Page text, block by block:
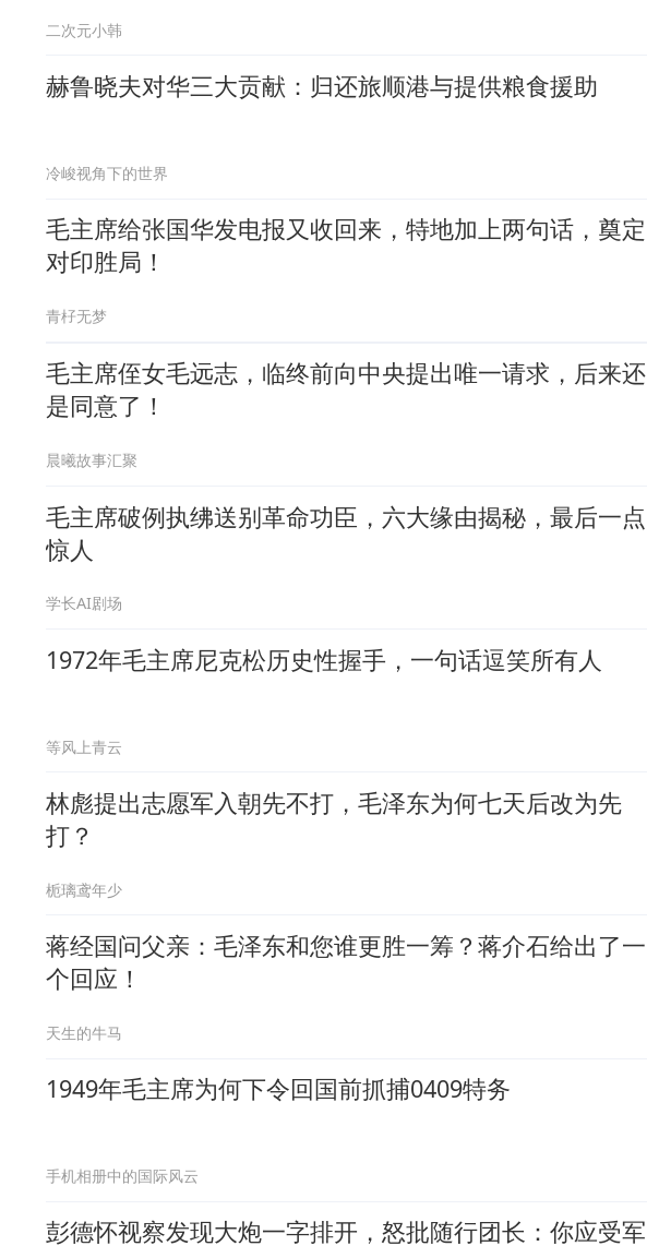
二次元小韩
赫鲁晓夫对华三大贡献：归还旅顺港与提供粮食援助
冷峻视角下的世界
毛主席给张国华发电报又收回来，特地加上两句话，奠定
对印胜局！
青杍无梦
毛主席侄女毛远志，临终前向中央提出唯一请求，后来还
是同意了！
晨曦故事汇聚
毛主席破例执绋送别革命功臣，六大缘由揭秘，最后一点
惊人
学长AI剧场
1972年毛主席尼克松历史性握手，一句话逗笑所有人
等风上青云
林彪提出志愿军入朝先不打，毛泽东为何七天后改为先
打？
栀璃鸢年少
蒋经国问父亲：毛泽东和您谁更胜一筹？蒋介石给出了一
个回应！
天生的牛马
1949年毛主席为何下令回国前抓捕0409特务
手机相册中的国际风云
彭德怀视察发现大炮一字排开，怒批随行团长：你应受军